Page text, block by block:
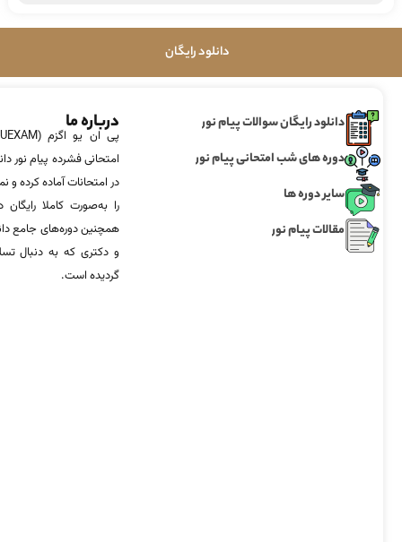
دانلود رایگان
دانلود رایگان سوالات پیام نور
دوره های شب امتحانی پیام نور
سایر دوره ها
مقالات پیام نور
درباره ما
امتحانی فشرده پیام نور
در امتحانات آماده‌ کرده
را به‌صورت کاملا
همچنین دوره‌های جامع
و دکتری که به دنبال
گردیده است.